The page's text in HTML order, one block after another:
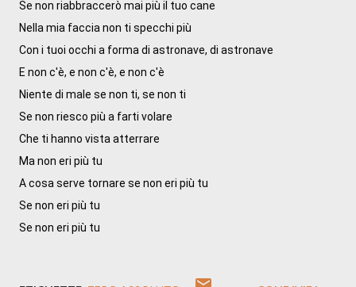
Se non riabbraccerò mai più il tuo cane
Nella mia faccia non ti specchi più
Con i tuoi occhi a forma di astronave, di astronave
E non c'è, e non c'è, e non c'è
Niente di male se non ti, se non ti
Se non riesco più a farti volare
Che ti hanno vista atterrare
Ma non eri più tu
A cosa serve tornare se non eri più tu
Se non eri più tu
Se non eri più tu